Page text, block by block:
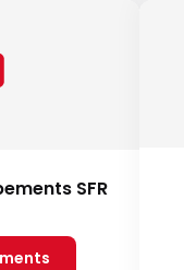
SFR